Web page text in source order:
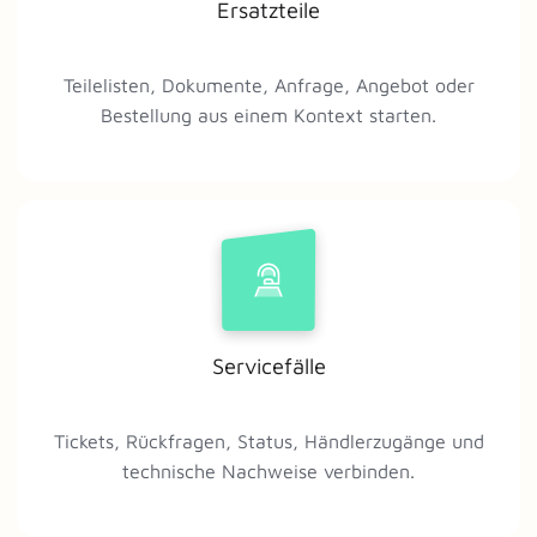
Ersatzteile
Teilelisten, Dokumente, Anfrage, Angebot oder
Bestellung aus einem Kontext starten.
Servicefälle
Tickets, Rückfragen, Status, Händlerzugänge und
technische Nachweise verbinden.